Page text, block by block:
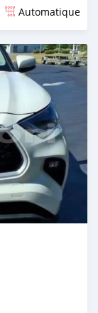
Automatique